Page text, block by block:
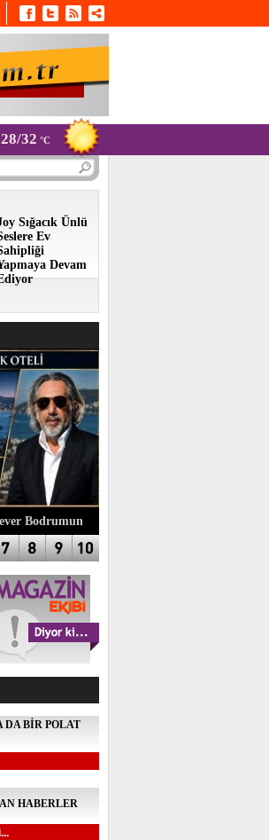
28/32 °C
Sığacık Ünlü
Ev
Devam
Bodrumun
DA BİR POLAT
HABERLER